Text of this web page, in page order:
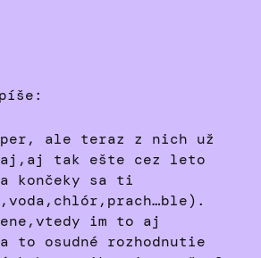
píše:
ale teraz z nich už
tak ešte cez leto
končeky sa ti
im to aj
to osudné rozhodnutie